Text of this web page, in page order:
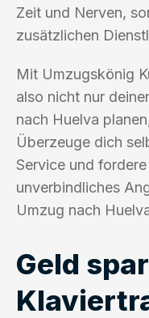
Zeit und Nerven,
zusätzlichen
Mit Umzugskönig
also nicht nur
nach Huelva
Überzeuge dich
Service und
unverbindliches
Umzug nach
Geld